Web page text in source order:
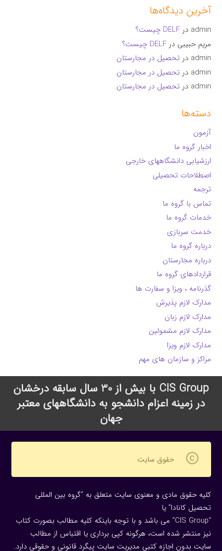
آخرین دیدگاه‌ها
admin درDELF چیست؟
مریم حبیبی درDELF چیست؟
admin در تحصیل در مجارستان
admin در تحصیل در مجارستان
admin در تحصیل در مجارستان
دسته‌ها
آزمون
اخبار گروه ما
ارزشیابی دانشگاههای خارجی
اصطلاحات تحصیلی
ترجمه
تماس با گروه ما
خدمات گروه ما
خدمت سربازی
درباره گروه ما
درباره مجارستان
قراردادهای گروه ما
گذرنامه ، ویزا و سفارت ها
مدارک لازم پذیرش
مدارک لازم زبان
مدارک لازم مشمولین
مدارک لازم ویزا
مراکز و سازمان های مهم
CIS Group با بیش از 30 سال سابقه درخشان
در زمینه اعزام دانشجو به دانشگاههای معتبر
جهان
copyright حقوق سایت
کلیه حقوق مادی و معنوی سایت متعلق به “گروه بین المللی
تحصیل کانادا” یا
“CIS Group” می باشد و با توجه باینکه کلیه مطالب بصورت کتاب
نیز منتشر شده است، هرگونه كپی برداری یا اقتباس از مطالب
سایت بدون اجازه كتبی مدیریت سایت پیگرد قانونی و حقوقی دارد.